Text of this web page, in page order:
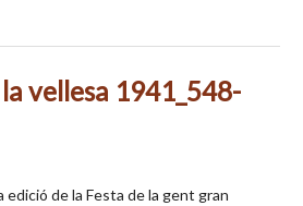
vellesa 1941_548-
edició de la Festa de la gent gran